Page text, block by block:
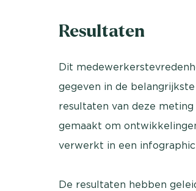
Resultaten
Dit
gegeven in de
resultaten van deze
gemaakt om
verwerkt in een
De resultaten hebben